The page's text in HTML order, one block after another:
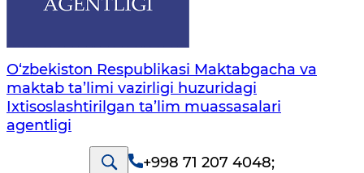
O‘zbekiston Respublikasi Maktabgacha va
maktab ta’limi vazirligi huzuridagi
Ixtisoslashtirilgan ta’lim muassasalari
agentligi
+998 71 207 4048;